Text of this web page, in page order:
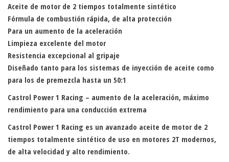
Aceite de motor de 2 tiempos totalmente sintético
Fórmula de combustión rápida, de alta protección
Para un aumento de la aceleración
Limpieza excelente del motor
Resistencia excepcional al gripaje
Diseñado tanto para los sistemas de inyección de aceite como
para los de premezcla hasta un 50:1
Castrol Power 1 Racing – aumento de la aceleración, máximo
rendimiento para una conducción extrema
Castrol Power 1 Racing es un avanzado aceite de motor de 2
tiempos totalmente sintético de uso en motores 2T modernos,
de alta velocidad y alto rendimiento.